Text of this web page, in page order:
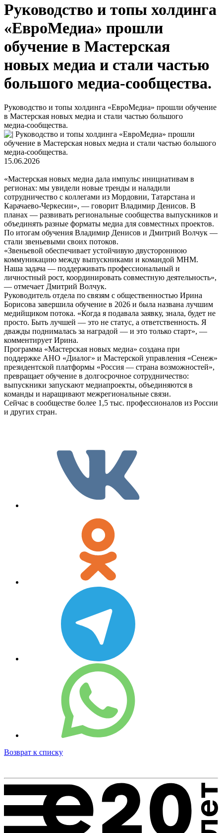
Руководство и топы холдинга
«ЕвроМедиа» прошли
обучение в Мастерская
новых медиа и стали частью
большого медиа‑сообщества.
Руководство и топы холдинга «ЕвроМедиа» прошли обучение
в Мастерская новых медиа и стали частью большого
медиа‑сообщества.
15.06.2026
«Мастерская новых медиа дала импульс инициативам в
регионах: мы увидели новые тренды и наладили
сотрудничество с коллегами из Мордовии, Татарстана и
Карачаево‑Черкесии», — говорит Владимир Денисов. В
планах — развивать региональные сообщества выпускников и
объединять разные форматы медиа для совместных проектов.
По итогам обучения Владимир Денисов и Дмитрий Волчук —
стали звеньевыми своих потоков.
«Звеньевой обеспечивает устойчивую двустороннюю
коммуникацию между выпускниками и командой МНМ.
Наша задача — поддерживать профессиональный и
личностный рост, координировать совместную деятельность»,
— отмечает Дмитрий Волчук.
Руководитель отдела по связям с общественностью Ирина
Борисова завершила обучение в 2026 и была названа лучшим
медийщиком потока. «Когда я подавала заявку, знала, будет не
просто. Быть лучшей — это не статус, а ответственность. Я
дважды поднималась за наградой — и это только старт», —
комментирует Ирина.
Программа «Мастерская новых медиа» создана при
поддержке АНО «Диалог» и Мастерской управления «Сенеж»
президентской платформы «Россия — страна возможностей»,
превращает обучение в долгосрочное сотрудничество:
выпускники запускают медиапроекты, объединяются в
команды и наращивают межрегиональные связи.
Сейчас в сообществе более 1,5 тыс. профессионалов из России
и других стран.
Возврат к списку